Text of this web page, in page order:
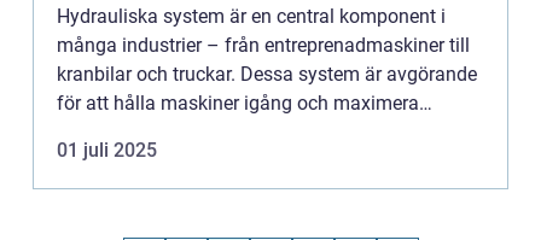
Hydrauliska system är en central komponent i
många industrier – från entreprenadmaskiner till
kranbilar och truckar. Dessa system är avgörande
för att hålla maskiner igång och maximera
01 juli 2025